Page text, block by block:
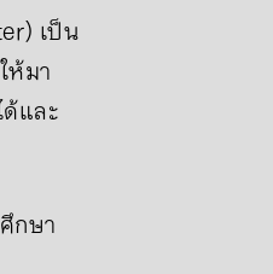
เป็น
ห้มา
และ
กษา